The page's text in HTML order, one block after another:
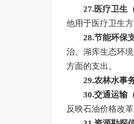
27.医疗卫生
他用于医疗卫生
28.节能环保
治、湖库生态环
方面的支出。
29.农林水事
30.交通运输
反映石油价格改